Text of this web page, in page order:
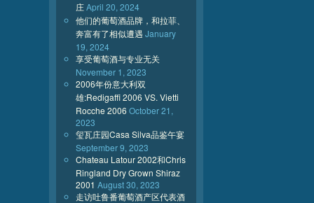
庄April 20, 2024
他们的葡萄酒品牌，和拉菲、
奔富有了相似遭遇 January
19, 2024
享受葡萄酒与专业无关
November 1, 2023
2006年份意大利双
雄:Redigaffi 2006 VS. Vietti
Rocche 2006 October 21,
2023
玺瓦庄园Casa Silva品鉴午宴
September 9, 2023
Chateau Latour 2002和Chris
Ringland Dry Grown Shiraz
2001 August 30, 2023
走访吐鲁番葡萄酒产区代表酒